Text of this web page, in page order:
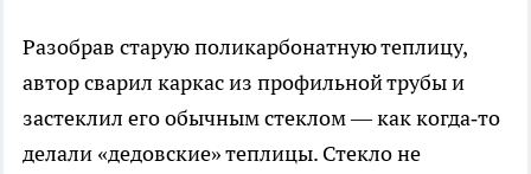
Разобрав старую поликарбонатную теплицу,
автор сварил каркас из профильной трубы и
застеклил его обычным стеклом — как когда‑то
делали «дедовские» теплицы. Стекло не